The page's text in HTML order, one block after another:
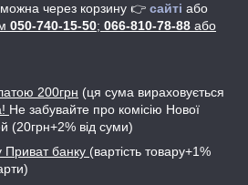
через корзину 👉 сайті або
050-740-15-50; 066-810-78-88 або
200грн (ця сума вираховується
Не забувайте про комісію Нової
(20грн+2% від суми)
Приват банку (вартість товару+1%